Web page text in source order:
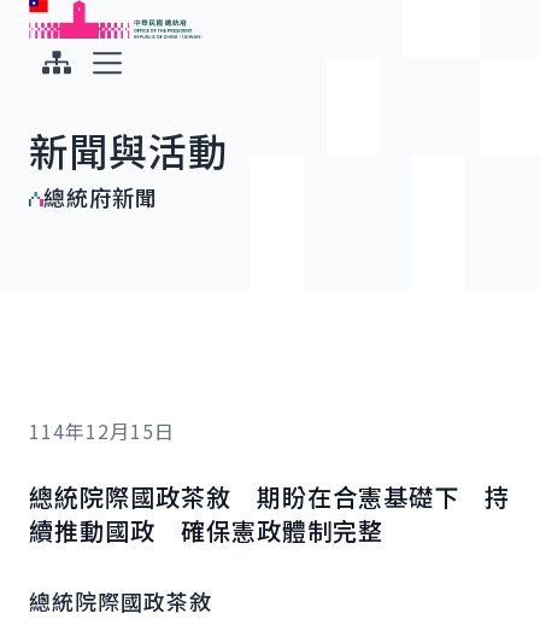
跳到主要內容
中華民國總統府
新聞與活動
總統府新聞
114年12月15日
總統院際國政茶敘 期盼在合憲基礎下 持
續推動國政 確保憲政體制完整
總統院際國政茶敘